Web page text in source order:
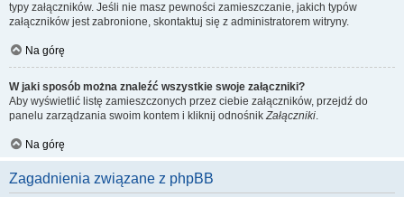
typy załączników. Jeśli nie masz pewności zamieszczanie, jakich typów
załączników jest zabronione, skontaktuj się z administratorem witryny.
Na górę
W jaki sposób można znaleźć wszystkie swoje załączniki?
Aby wyświetlić listę zamieszczonych przez ciebie załączników, przejdź do
panelu zarządzania swoim kontem i kliknij odnośnikZałączniki.
Na górę
Zagadnienia związane z phpBB